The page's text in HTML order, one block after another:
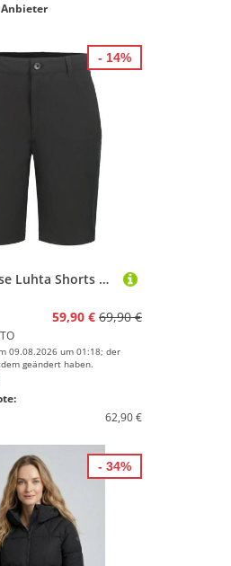
Luhta Golfhose Luhta Shorts Haapavaara
59,90 € 69,90 €
09.08.2026 um 01:18; der
geändert haben.
62,90 €
- 14%
- 34%